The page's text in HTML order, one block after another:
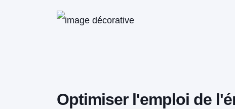
Optimiser l'emploi de